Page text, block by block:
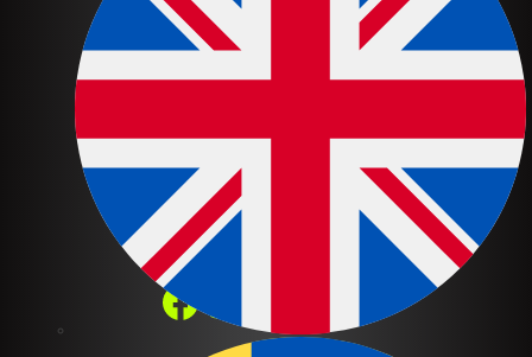
Oy Patrol Trading Ab
Vauhtitie 3
Finland
CONTACT
+358 10 3465 310
patrol@patrol.fi
FACEBOOK
INSTAGRAM
YOUTUBE
TWITTER
TIKTOK